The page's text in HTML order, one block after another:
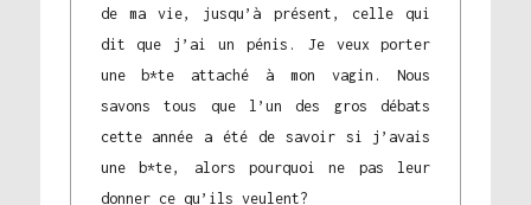
de ma vie, jusqu’à présent, celle qui
dit que j’ai un pénis. Je veux porter
une b*te attaché à mon vagin. Nous
savons tous que l’un des gros débats
cette année a été de savoir si j’avais
une b*te, alors pourquoi ne pas leur
donner ce qu’ils veulent?